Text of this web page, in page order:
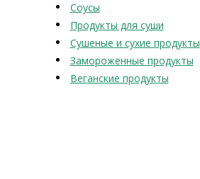
Соусы
Продукты для суши
Сушеные и сухие продукты
Замороженные продукты
Веганские продукты